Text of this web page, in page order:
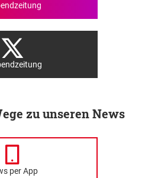
zu unseren News
per App